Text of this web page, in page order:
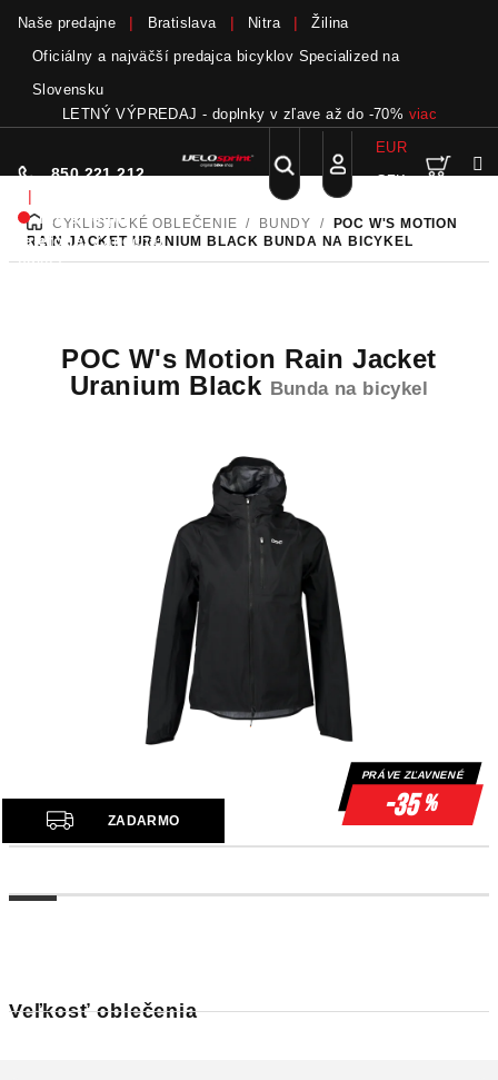
obsah
Naše predajne Bratislava Nitra
Žilina
Oficiálny a najväčší predajca bicyklov Specialized na
Slovensku
LETNÝ VÝPREDAJ - doplnky v zľave až do -70% viac
850 221 212
|
Nie sme pri
telefóne.Zanechať
odkaz
Hľadať
Prihlásenie
EUR
CZK
DOMOVCYKLISTICKÉ OBLEČENIE / BUNDY /
POC W'S MOTION
RAIN JACKET URANIUM BLACK BUNDA NA BICYKEL
Veľkosť oblečenia
POC W's Motion Rain Jacket
Uranium Black Bunda na bicykel
Z
A
A
ZADARMO
PRÁVE ZĽAVNENÉ
-35%